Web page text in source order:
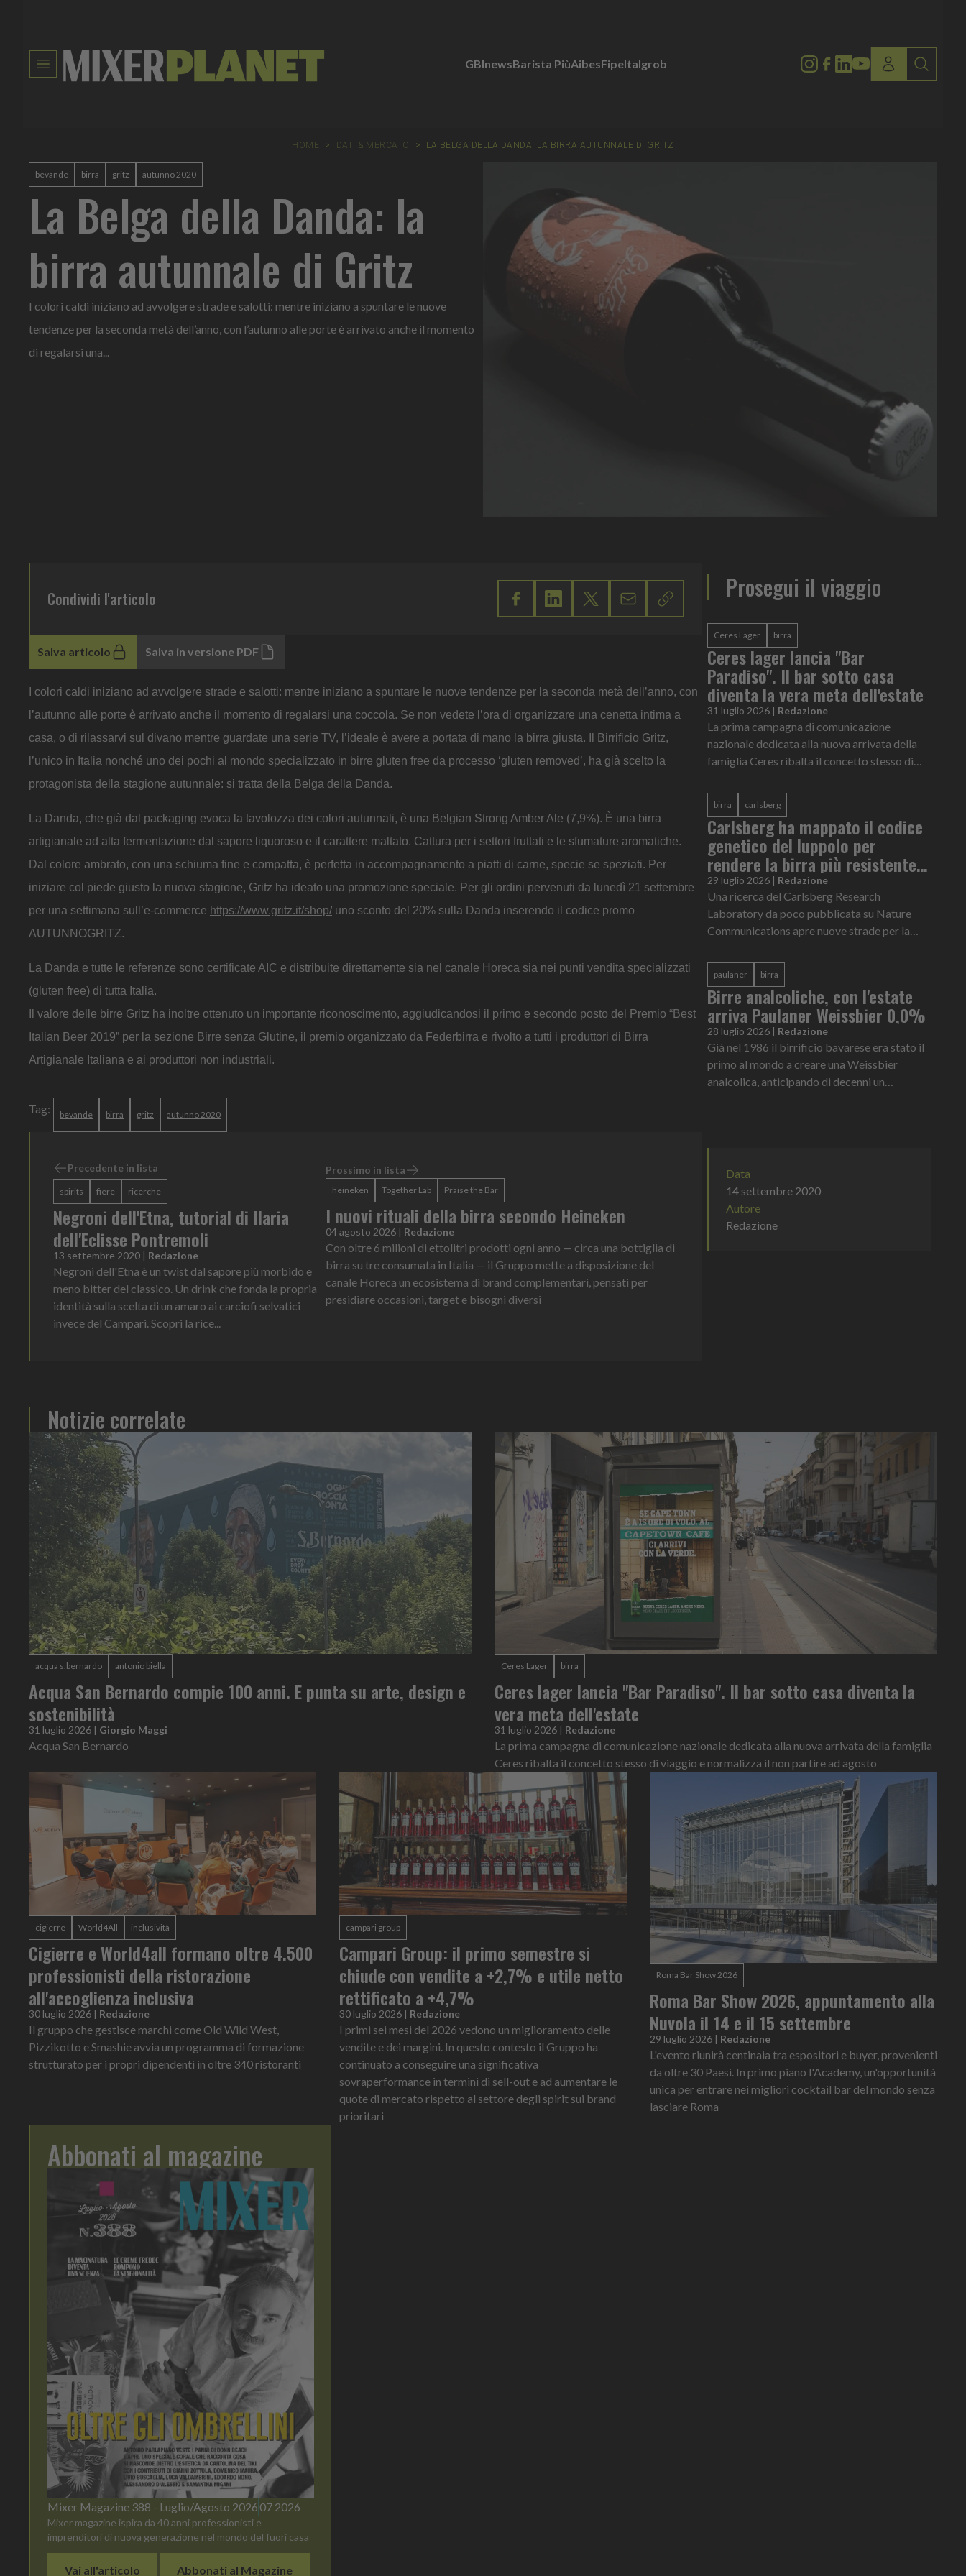
GBInewsBarista PiùAibesFipeItalgrob
HOME > DATI & MERCATO > LA BELGA DELLA DANDA: LA BIRRA AUTUNNALE DI GRITZ
bevande birra gritz autunno 2020
La Belga della Danda: la
birra autunnale di Gritz
I colori caldi iniziano ad avvolgere strade e salotti: mentre iniziano a spuntare le nuove
tendenze per la seconda metà dell’anno, con l’autunno alle porte è arrivato anche il momento
di regalarsi una...
Condividi l'articolo
Salva articolo Salva in versione PDF
I colori caldi iniziano ad avvolgere strade e salotti: mentre iniziano a spuntare le nuove tendenze per la seconda metà dell’anno, con
l’autunno alle porte è arrivato anche il momento di regalarsi una coccola. Se non vedete l’ora di organizzare una cenetta intima a
casa, o di rilassarvi sul divano mentre guardate una serie TV, l’ideale è avere a portata di mano la birra giusta. Il Birrificio Gritz,
l’unico in Italia nonché uno dei pochi al mondo specializzato in birre gluten free da processo ‘gluten removed’, ha già scelto la
protagonista della stagione autunnale: si tratta della Belga della Danda.
La Danda, che già dal packaging evoca la tavolozza dei colori autunnali, è una Belgian Strong Amber Ale (7,9%). È una birra
artigianale ad alta fermentazione dal sapore liquoroso e il carattere maltato. Cattura per i settori fruttati e le sfumature aromatiche.
Dal colore ambrato, con una schiuma fine e compatta, è perfetta in accompagnamento a piatti di carne, specie se speziati. Per
iniziare col piede giusto la nuova stagione, Gritz ha ideato una promozione speciale. Per gli ordini pervenuti da lunedì 21 settembre
per una settimana sull’e-commerce https://www.gritz.it/shop/ uno sconto del 20% sulla Danda inserendo il codice promo
AUTUNNOGRITZ.
La Danda e tutte le referenze sono certificate AIC e distribuite direttamente sia nel canale Horeca sia nei punti vendita specializzati
(gluten free) di tutta Italia.
Il valore delle birre Gritz ha inoltre ottenuto un importante riconoscimento, aggiudicandosi il primo e secondo posto del Premio “Best
Italian Beer 2019” per la sezione Birre senza Glutine, il premio organizzato da Federbirra e rivolto a tutti i produttori di Birra
Artigianale Italiana e ai produttori non industriali.
Tag: bevande birra gritz autunno 2020
Precedente in lista
spirits fiere ricerche
Negroni dell'Etna, tutorial di Ilaria
dell'Eclisse Pontremoli
13 settembre 2020 | Redazione
Negroni dell'Etna è un twist dal sapore più morbido e
meno bitter del classico. Un drink che fonda la propria
identità sulla scelta di un amaro ai carciofi selvatici
invece del Campari. Scopri la rice...
Prossimo in lista
heineken Together Lab Praise the Bar
I nuovi rituali della birra secondo Heineken
04 agosto 2026 | Redazione
Con oltre 6 milioni di ettolitri prodotti ogni anno — circa una bottiglia di
birra su tre consumata in Italia — il Gruppo mette a disposizione del
canale Horeca un ecosistema di brand complementari, pensati per
presidiare occasioni, target e bisogni diversi
Prosegui il viaggio
Ceres Lager birra
Ceres lager lancia "Bar
Paradiso". Il bar sotto casa
diventa la vera meta dell'estate
31 luglio 2026 | Redazione
La prima campagna di comunicazione
nazionale dedicata alla nuova arrivata della
famiglia Ceres ribalta il concetto stesso di
birra carlsberg
Carlsberg ha mappato il codice
genetico del luppolo per
rendere la birra più resistente
al cambiamento climatico
29 luglio 2026 | Redazione
Una ricerca del Carlsberg Research
Laboratory da poco pubblicata su Nature
Communications apre nuove strade per la
della birra a livello globale
paulaner birra
Birre analcoliche, con l'estate
arriva Paulaner Weissbier 0,0%
28 luglio 2026 | Redazione
Già nel 1986 il birrificio bavarese era stato il
primo al mondo a creare una Weissbier
analcolica, anticipando di decenni un
Data
14 settembre 2020
Autore
Redazione
Notizie correlate
acqua s.bernardo antonio biella
Acqua San Bernardo compie 100 anni. E punta su arte, design e
sostenibilità
31 luglio 2026 | Giorgio Maggi
Acqua San Bernardo
Ceres Lager birra
Ceres lager lancia "Bar Paradiso". Il bar sotto casa diventa la
vera meta dell'estate
31 luglio 2026 | Redazione
La prima campagna di comunicazione nazionale dedicata alla nuova arrivata della famiglia
Ceres ribalta il concetto stesso di viaggio e normalizza il non partire ad agosto
cigierre World4All inclusività
Cigierre e World4all formano oltre 4.500
professionisti della ristorazione
all'accoglienza inclusiva
30 luglio 2026 | Redazione
Il gruppo che gestisce marchi come Old Wild West,
Pizzikotto e Smashie avvia un programma di formazione
strutturato per i propri dipendenti in oltre 340 ristoranti
campari group
Campari Group: il primo semestre si
chiude con vendite a +2,7% e utile netto
rettificato a +4,7%
30 luglio 2026 | Redazione
I primi sei mesi del 2026 vedono un miglioramento delle
vendite e dei margini. In questo contesto il Gruppo ha
continuato a conseguire una significativa
sovraperformance in termini di sell-out e ad aumentare le
quote di mercato rispetto al settore degli spirit sui brand
prioritari
Roma Bar Show 2026
Roma Bar Show 2026, appuntamento alla
Nuvola il 14 e il 15 settembre
29 luglio 2026 | Redazione
L'evento riunirà centinaia tra espositori e buyer, provenienti
da oltre 30 Paesi. In primo piano l'Academy, un'opportunità
unica per entrare nei migliori cocktail bar del mondo senza
lasciare Roma
Abbonati al magazine
Mixer Magazine 388 - Luglio/Agosto 2026 07 2026
Mixer magazine ispira da 40 anni professionisti e
imprenditori di nuova generazione nel mondo del fuori casa
Vai all'articolo Abbonati al Magazine